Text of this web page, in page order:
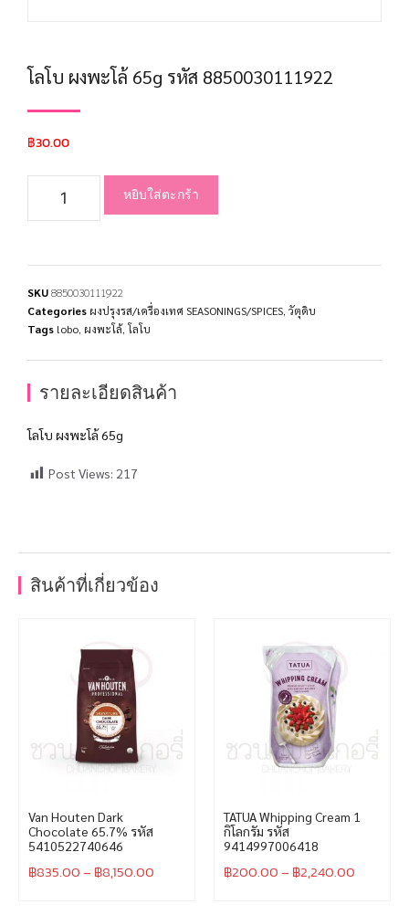
โลโบ ผงพะโล้ 65g รหัส 8850030111922
฿30.00
หยิบใส่ตะกร้า
SKU8850030111922
Categories ผงปรุงรส/เครื่องเทศ SEASONINGS/SPICES วัตุดิบ
Tags lobo ผงพะโล้, โลโบ
รายละเอียดสินค้า
โลโบ ผงพะโล้ 65g
Post Views: 217
สินค้าที่เกี่ยวข้อง
Van Houten Dark
Chocolate 65.7% รหัส
5410522740646
฿835.00– ฿8,150.00
TATUA Whipping Cream 1
กิโลกรัม รหัส
9414997006418
฿200.00– ฿2,240.00